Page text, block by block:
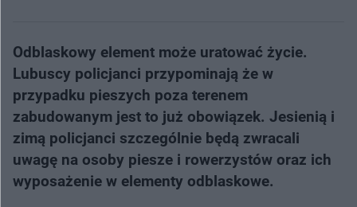
Odblaskowy element może uratować życie.​
Lubuscy policjanci przypominają że w
przypadku pieszych poza terenem
zabudowanym jest to już obowiązek. Jesienią i
zimą policjanci szczególnie będą zwracali
uwagę na osoby piesze i rowerzystów oraz ich
wyposażenie w elementy odblaskowe.